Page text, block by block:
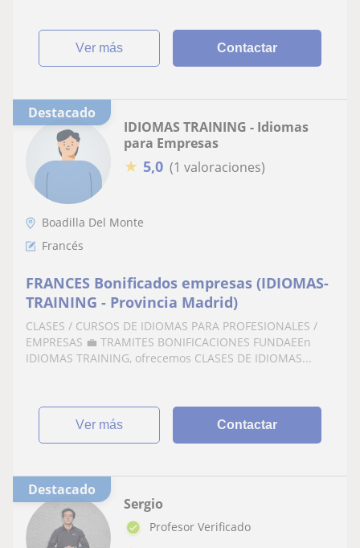
ver más Contactar
Destacado
IDIOMAS TRAINING - Idiomas
para Empresas
★ 5,0 (1 valoraciones)
Boadilla Del Monte
Francés
FRANCES Bonificados empresas (IDIOMAS-
TRAINING - Provincia Madrid)
CLASES / CURSOS DE IDIOMAS PARA PROFESIONALES /
EMPRESAS 💼 TRAMITES BONIFICACIONES FUNDAEEn
IDIOMAS TRAINING, ofrecemos CLASES DE IDIOMAS...
ver más Contactar
Destacado
Sergio
Profesor Verificado